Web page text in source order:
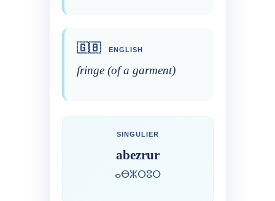
🇬🇧 ENGLISH
fringe (of a garment)
SINGULIER
abezrur
ⴰⴱⵣⵔⵓⵔ